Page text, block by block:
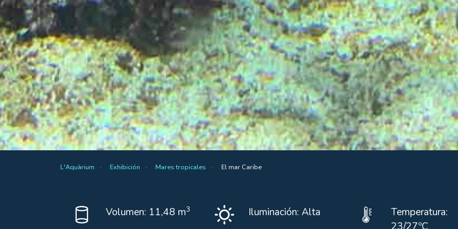
L'Aquàrium Exhibición Mares tropicales El mar Caribe
Volumen: 11,48 m3 Iluminación: Alta
Temperatura:
23/27ºC